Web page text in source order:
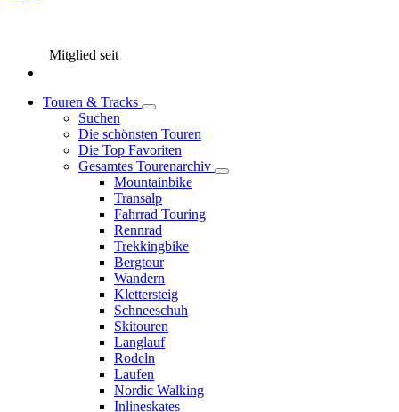
Mitglied seit
Touren & Tracks
Suchen
Die schönsten Touren
Die Top Favoriten
Gesamtes Tourenarchiv
Mountainbike
Transalp
Fahrrad Touring
Rennrad
Trekkingbike
Bergtour
Wandern
Klettersteig
Schneeschuh
Skitouren
Langlauf
Rodeln
Laufen
Nordic Walking
Inlineskates